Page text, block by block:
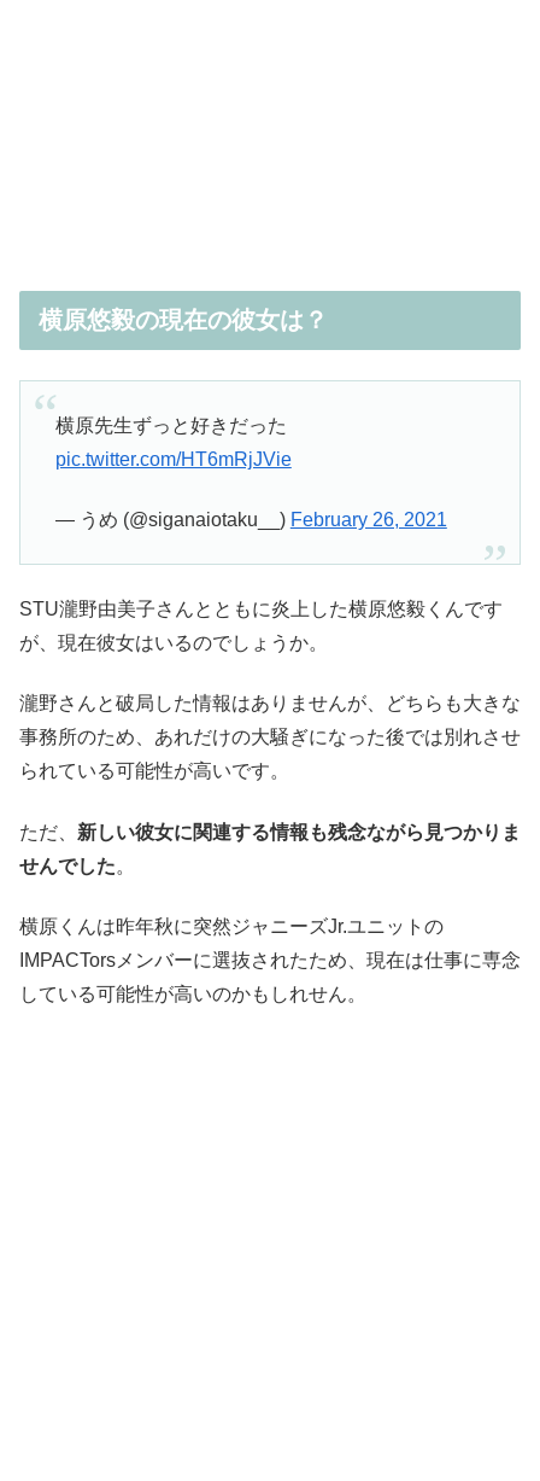
横原悠毅の現在の彼女は？
横原先生ずっと好きだった
pic.twitter.com/HT6mRjJVie
— うめ (@siganaiotaku__) February 26, 2021
STU瀧野由美子さんとともに炎上した横原悠毅くんです
が、現在彼女はいるのでしょうか。
瀧野さんと破局した情報はありませんが、どちらも大きな
事務所のため、あれだけの大騒ぎになった後では別れさせ
られている可能性が高いです。
ただ、 新しい彼女に関連する情報も残念ながら見つかりま
せんでした。
横原くんは昨年秋に突然ジャニーズJr.ユニットの
IMPACTors メンバーに選抜されたため、現在は仕事に専念
している可能性が高いのかもしれせん。